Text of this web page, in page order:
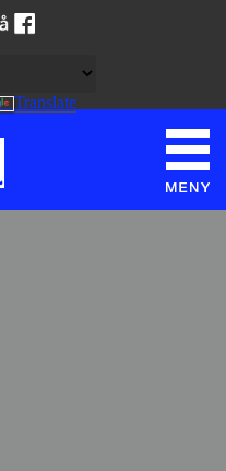
Translate